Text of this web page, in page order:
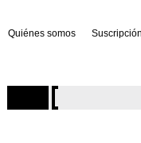
Quiénes somos Suscripción